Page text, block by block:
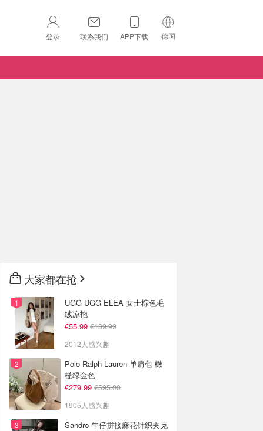
登录 联系我们 APP下载 德国
🇺🇸
大家都在抢
UGG UGG ELEA 女士棕色毛
绒凉拖
€55.99 €139.99
2012人感兴趣
Polo Ralph Lauren 单肩包 橄
榄绿金色
€279.99 €595.00
1905人感兴趣
Sandro 牛仔拼接麻花针织夹克